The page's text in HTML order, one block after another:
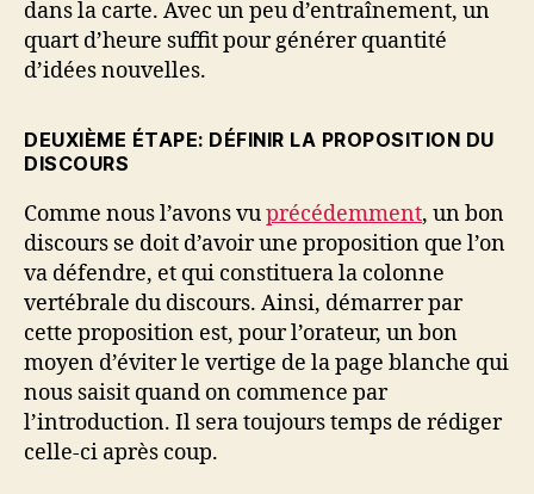
dans la carte. Avec un peu d’entraînement, un
quart d’heure suffit pour générer quantité
d’idées nouvelles.
DEUXIÈME ÉTAPE: DÉFINIR LA PROPOSITION DU
DISCOURS
Comme nous l’avons vuprécédemment, un bon
discours se doit d’avoir une proposition que l’on
va défendre, et qui constituera la colonne
vertébrale du discours. Ainsi, démarrer par
cette proposition est, pour l’orateur, un bon
moyen d’éviter le vertige de la page blanche qui
nous saisit quand on commence par
l’introduction. Il sera toujours temps de rédiger
celle-ci après coup.